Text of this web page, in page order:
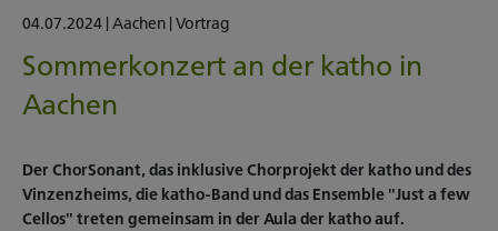
04.07.2024 Aachen Vortrag
Sommerkonzert an der katho in
Aachen
Der ChorSonant, das inklusive Chorprojekt der katho und des
Vinzenzheims, die katho-Band und das Ensemble "Just a few
Cellos" treten gemeinsam in der Aula der katho auf.